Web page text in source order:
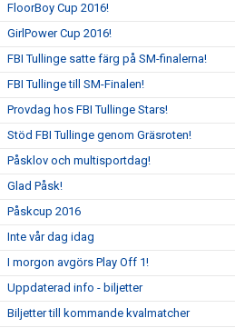
FloorBoy Cup 2016!
GirlPower Cup 2016!
FBI Tullinge satte färg på SM-finalerna!
FBI Tullinge till SM-Finalen!
Provdag hos FBI Tullinge Stars!
Stöd FBI Tullinge genom Gräsroten!
Påsklov och multisportdag!
Glad Påsk!
Påskcup 2016
Inte vår dag idag
I morgon avgörs Play Off 1!
Uppdaterad info - biljetter
Biljetter till kommande kvalmatcher